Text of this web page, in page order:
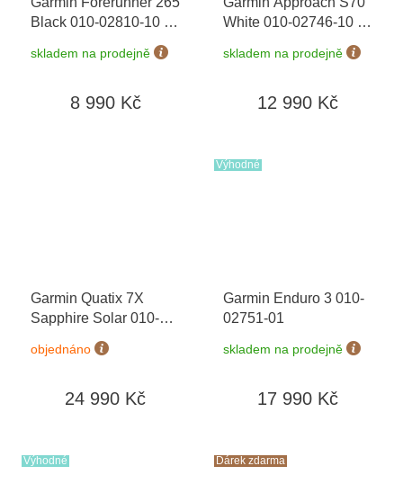
Black 010-02810-10 +
možnost výměny do 90
dní
skladem na prodejně
8 990 Kč
White 010-02746-10 +
možnost výměny do 90
dní
skladem na prodejně
12 990 Kč
Garmin Quatix 7X
Sapphire Solar 010-
02541-61 + náhradní
řemínek
objednáno
24 990 Kč
Výhodné
Garmin Enduro 3 010-
02751-01
skladem na prodejně
17 990 Kč
Výhodné Dárek zdarma